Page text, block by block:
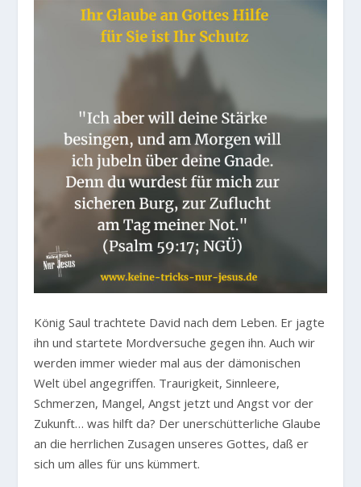
König Saul trachtete David nach dem Leben. Er jagte
ihn und startete Mordversuche gegen ihn. Auch wir
werden immer wieder mal aus der dämonischen
Welt übel angegriffen. Traurigkeit, Sinnleere,
Schmerzen, Mangel, Angst jetzt und Angst vor der
Zukunft… was hilft da? Der unerschütterliche Glaube
an die herrlichen Zusagen unseres Gottes, daß er
sich um alles für uns kümmert.